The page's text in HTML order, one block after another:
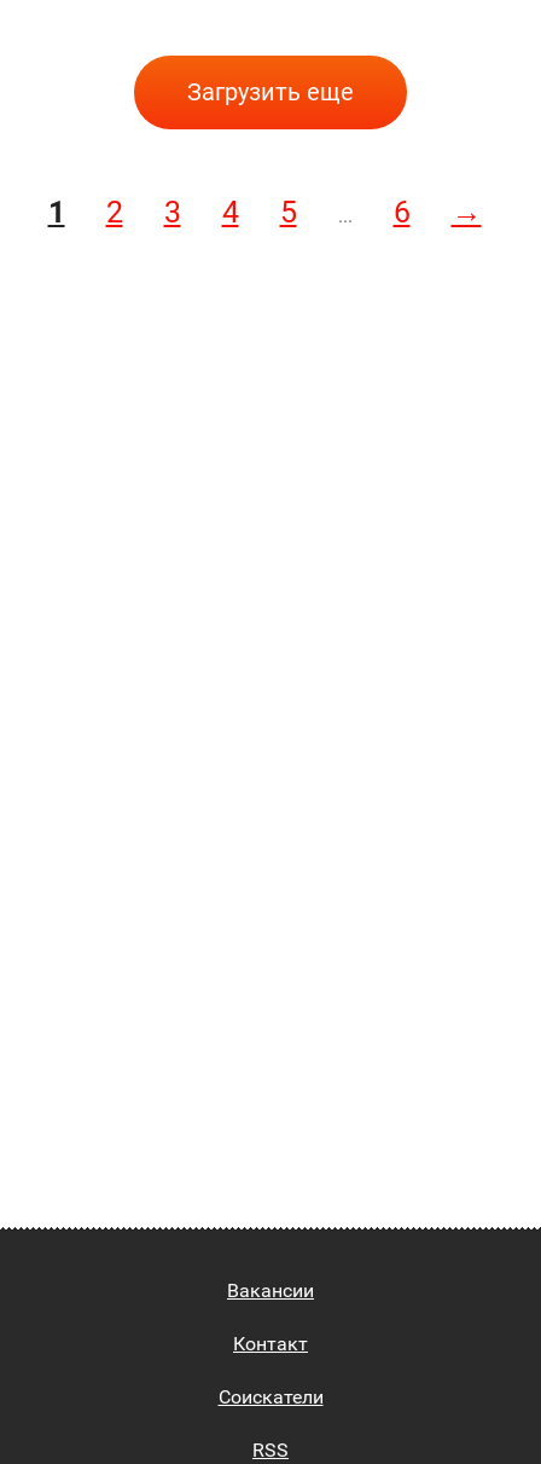
Загрузить еще
1 2 3 4 5 ... 6 →
Вакансии
Контакт
Соискатели
RSS